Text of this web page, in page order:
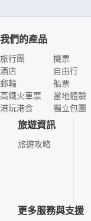
我們的產品
旅行團
酒店
郵輪
高鐵火車票
港玩港食
機票
自由行
船票
當地體驗
獨立包團
旅遊資訊
旅遊攻略
更多服務與支援